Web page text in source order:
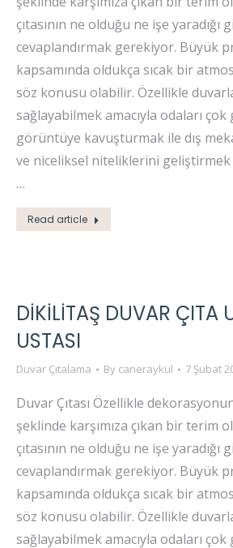
çıtasının ne olduğu ne işe yaradığı
cevaplandırmak gerekiyor. Büyük
kapsamında oldukça sıcak bir
söz konusu olabilir. Özellikle
sağlayabilmek amacıyla odaları
görüntüye kavuşturmak ile dış
ve niceliksel niteliklerini geliştirmek
…
Read article
DIKILITAŞ DUVAR ÇITA
USTASI
Duvar Çıtalama By caneraykul 7 Şubat
Duvar Çıtası Özellikle
şeklinde karşımıza çıkan bir terim
çıtasının ne olduğu ne işe yaradığı
cevaplandırmak gerekiyor. Büyük
kapsamında oldukça sıcak bir
söz konusu olabilir. Özellikle
sağlayabilmek amacıyla odaları